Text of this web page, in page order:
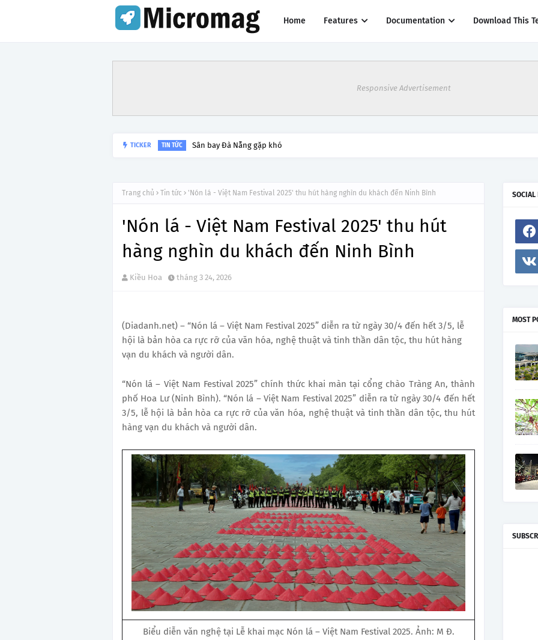
Home Features Documentation Download This
Responsive Advertisement
TICKER TIN TỨC Lý do tạm dừng khai thác một số đường bay từ 1/4
Trang chủ Tin tức 'Nón lá - Việt Nam Festival 2025' thu hút hàng nghìn du khách đến Ninh Bình
'Nón lá - Việt Nam Festival 2025' thu hút
hàng nghìn du khách đến Ninh Bình
Kiều Hoa tháng 3 24, 2026
(Diadanh.net) – “Nón lá – Việt Nam Festival 2025” diễn ra từ ngày 30/4 đến hết 3/5, lễ
hội là bản hòa ca rực rỡ của văn hóa, nghệ thuật và tinh thần dân tộc, thu hút hàng
vạn du khách và người dân.
“Nón lá – Việt Nam Festival 2025” chính thức khai màn tại cổng chào Tràng An, thành
phố Hoa Lư (Ninh Bình). “Nón lá – Việt Nam Festival 2025” diễn ra từ ngày 30/4 đến hết
3/5, lễ hội là bản hòa ca rực rỡ của văn hóa, nghệ thuật và tinh thần dân tộc, thu hút
hàng vạn du khách và người dân.
Biểu diễn văn nghệ tại Lễ khai mạc Nón lá – Việt Nam Festival 2025. Ảnh: M Đ.
SOCIAL
MOST